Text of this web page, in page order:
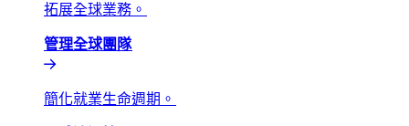
拓展全球業務。​​
管理全球團隊​​
簡化就業生命週期。​​